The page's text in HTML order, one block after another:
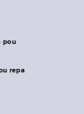
pou
repa